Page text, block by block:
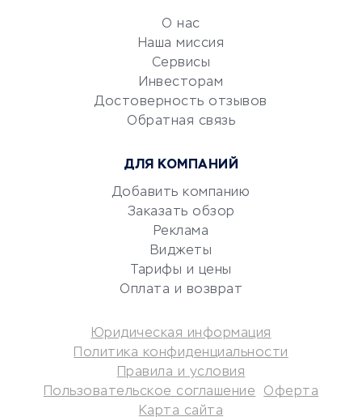
документооборот
Юридические компании
Аудиторские компании
Бухгалтерия онлайн
Потребительские кредиты
Кредитные карты
Дебетовые карты
О нас
Наша миссия
Сервисы
Инвесторам
Достоверность отзывов
Обратная связь
ДЛЯ КОМПАНИЙ
Добавить компанию
Заказать обзор
Реклама
Виджеты
Тарифы и цены
Оплата и возврат
Юридическая информация
Политика конфиденциальности
Правила и условия
Пользовательское соглашение
Оферта
Карта сайта